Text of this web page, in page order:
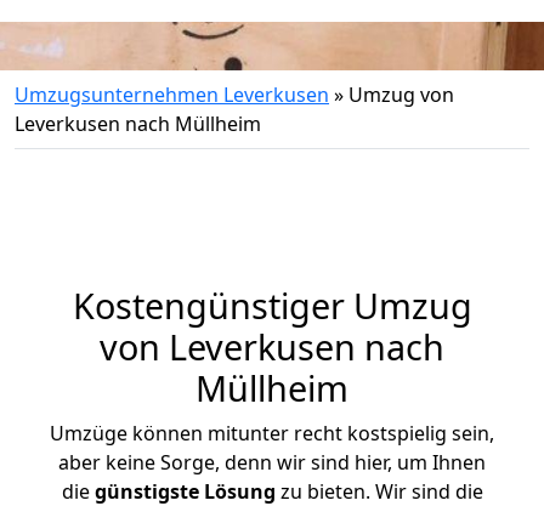
Umzugsunternehmen Leverkusen » Umzug von
Leverkusen nach Müllheim
Kostengünstiger Umzug
von Leverkusen nach
Müllheim
Umzüge können mitunter recht kostspielig sein,
aber keine Sorge, denn wir sind hier, um Ihnen
diegünstigste Lösung zu bieten. Wir sind die